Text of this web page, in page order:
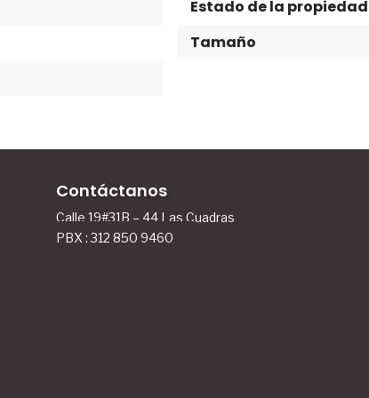
Estado de la propiedad
Tamaño
Contáctanos
Calle 19#31B – 44 Las Cuadras
PBX : 312 850 9460